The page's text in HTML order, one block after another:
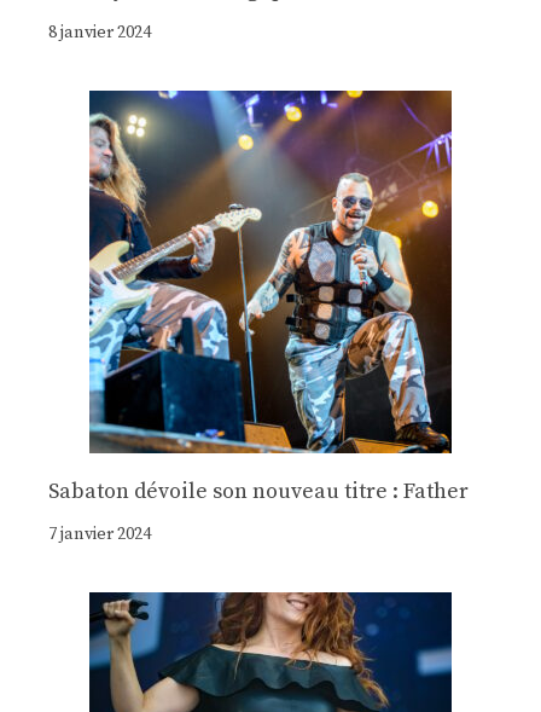
8 janvier 2024
Sabaton dévoile son nouveau titre : Father
7 janvier 2024